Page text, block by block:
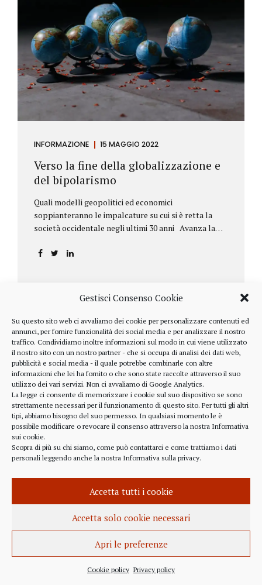
Gestisci Consenso Cookie
Su questo sito web ci avvaliamo dei cookie per personalizzare contenuti ed
annunci, per fornire funzionalità dei social media e per analizzare il nostro
traffico. Condividiamo inoltre informazioni sul modo in cui viene utilizzato
il nostro sito con un nostro partner - che si occupa di analisi dei dati web,
pubblicità e social media - il quale potrebbe combinarle con altre
informazioni che lei ha fornito o che sono state raccolte attraverso il suo
utilizzo dei vari servizi. Non ci avvaliamo di Google Analytics.
La legge ci consente di memorizzare i cookie sul suo dispositivo se sono
strettamente necessari per il funzionamento di questo sito. Per tutti gli altri
tipi, abbiamo bisogno del suo permesso. In qualsiasi momento le è
possibile modificare o revocare il consenso attraverso la nostra Informativa
sui cookie.
Scopra di più su chi siamo, come può contattarci e come trattiamo i dati
personali leggendo anche la nostra Informativa sulla privacy.
Accetta tutti i cookie
Accetta solo cookie necessari
Apri le preferenze
Cookie policy Privacy policy
registrati cambiamenti sulla percezione della
sicurezza dei propri risparmi? Parto da una
considerazione scientifica. John Ioannidis, noto
professore di medicina, di epidemiologia e...
INFORMAZIONE 15 MAGGIO 2022
Verso la fine della globalizzazione e
del bipolarismo
Quali modelli geopolitici ed economici
soppianteranno le impalcature su cui si è retta la
società occidentale negli ultimi 30 anni Avanza la
aprile ha fatto parecchio discutere il discorso che
una lettera annuale che Fink ha inviato agli
investitori, nella quale fa il punto sulla situazione
geopolitica ed economica globale, accompagnata da
alcune considerazioni sui profitti generati dalle
scelte finanziarie operate dal fondo BlackRock.
Occorre leggere molto attentamente il testo della
lettera
(https://www.blackrock.com/corporate/investor-
relations/larry-fink-chairmans-letter). Fink afferma
chiaramente che...
INFORMAZIONE 27 APRILE 2022
Istanza per l’abrogazione
dell’obbligo vaccinale al Governo
Italiano e alla Commissione Europea
Europea per l’abrogazione della normativa